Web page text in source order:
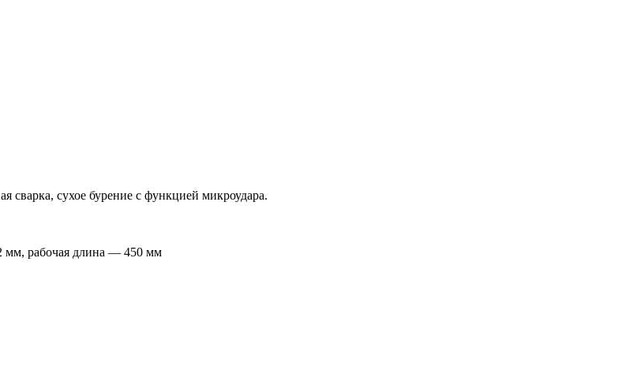
сварка, сухое бурение с функцией микроудара.
мм, рабочая длина — 450 мм